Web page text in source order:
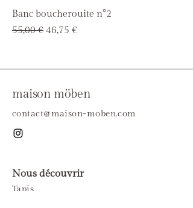
Banc boucherouite n°2
Prix original
55,00 € Prix promotionnel
46,75 €
maison möben
contact@maison-moben.com
Nous découvrir
Tapis